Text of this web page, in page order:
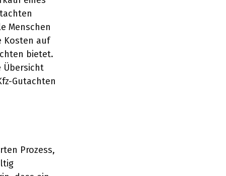
Menschen
Kosten auf
bietet.
Übersicht
Gutachten
Prozess,